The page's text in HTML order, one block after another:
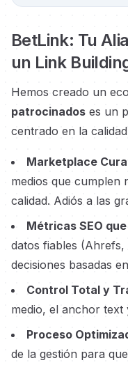
BetLink: Tu
un Link
Hemos creado un
patrocinados es un
centrado en la
Marketplace
medios que cumplen
calidad. Adiós a las
Métricas SEO
datos fiables
decisiones basadas
Control Total y
medio, el anchor text
Proceso
de la gestión para